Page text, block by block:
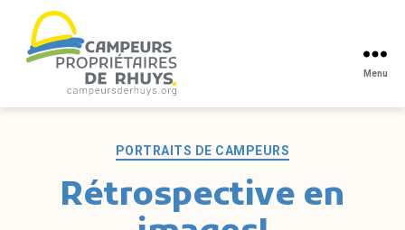
Campeurs
Menu
Catégories
PORTRAITS DE CAMPEURS
Rétrospective en